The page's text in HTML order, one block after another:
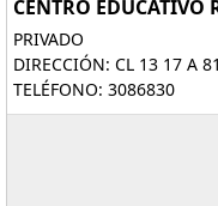
CENTRO EDUCATIVO
PRIVADO
DIRECCIÓN: CL 13 17 A
TELÉFONO: 3086830